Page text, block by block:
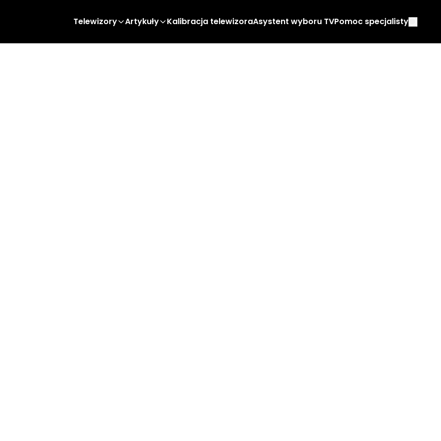
Telewizory Artykuły Kalibracja telewizoraAsystent wyboru TVPomoc specjalisty